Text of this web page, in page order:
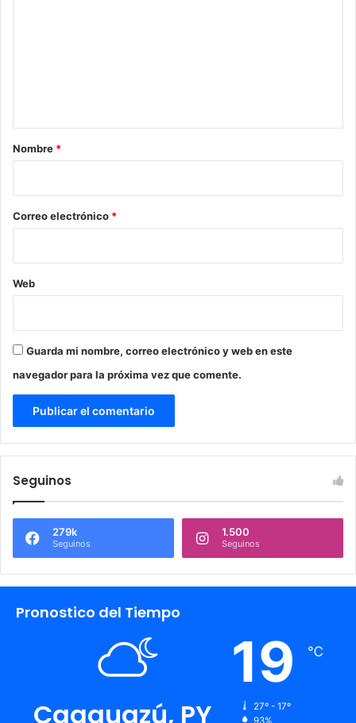
r
*
Nombre *
Correo electrónico *
Web
Guarda mi nombre, correo electrónico y web en este
navegador para la próxima vez que comente.
Seguinos
279k
Seguinos
1.500
Seguinos
Pronostico del Tiempo
Caaguazú, PY
19 ℃
27º - 17º